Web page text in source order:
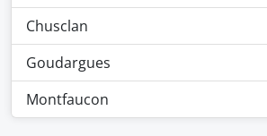
Chusclan
Goudargues
Montfaucon